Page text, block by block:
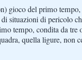
gioco del primo tempo,
di situazioni di pericolo
tempo, condita da tre
quella ligure, non